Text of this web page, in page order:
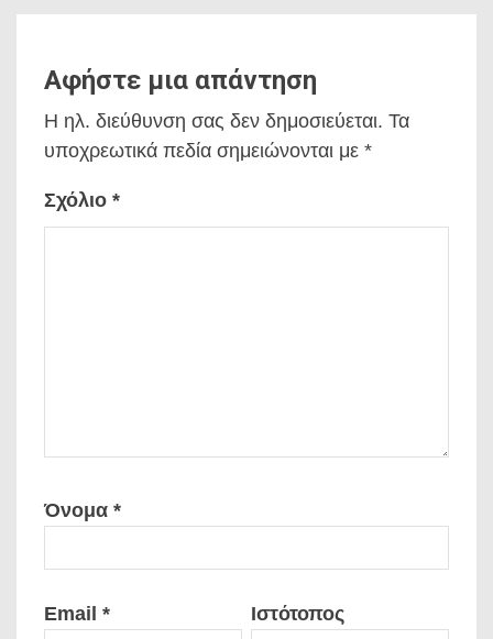
Αφήστε μια απάντηση
Η ηλ. διεύθυνση σας δεν δημοσιεύεται. Τα
υποχρεωτικά πεδία σημειώνονται με *
Σχόλιο *
Όνομα *
Email * Ιστότοπος